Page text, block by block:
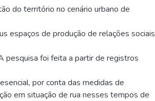
do território no cenário urbano de
espaços de produção de relações sociais
pesquisa foi feita a partir de registros
por conta das medidas de
em situação de rua nesses tempos de